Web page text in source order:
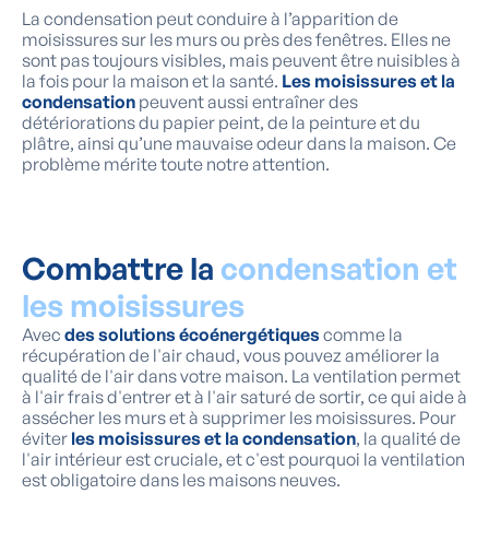
La condensation peut conduire à l’apparition de
moisissures sur les murs ou près des fenêtres. Elles ne
sont pas toujours visibles, mais peuvent être nuisibles à
la fois pour la maison et la santé. Les moisissures et la
condensation peuvent aussi entraîner des
détériorations du papier peint, de la peinture et du
plâtre, ainsi qu’une mauvaise odeur dans la maison. Ce
problème mérite toute notre attention.
Combattre la condensation et
les moisissures
Avec des solutions écoénergétiquescomme la
récupération de l'air chaud, vous pouvez améliorer la
qualité de l'air dans votre maison. La ventilation permet
à l'air frais d'entrer et à l'air saturé de sortir, ce qui aide à
assécher les murs et à supprimer les moisissures. Pour
éviter les moisissures et la condensation, la qualité de
l'air intérieur est cruciale, et c'est pourquoi la ventilation
est obligatoire dans les maisons neuves.